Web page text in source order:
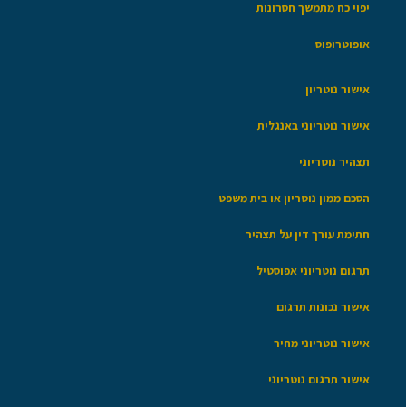
יפוי כח מתמשך חסרונות
אופוטרופוס
אישור נוטריון
אישור נוטריוני באנגלית
תצהיר נוטריוני
הסכם ממון נוטריון או בית משפט
חתימת עורך דין על תצהיר
תרגום נוטריוני אפוסטיל
אישור נכונות תרגום
אישור נוטריוני מחיר
אישור תרגום נוטריוני